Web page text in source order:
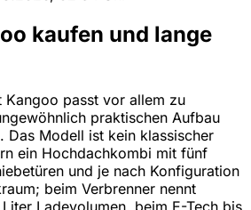
kaufen und lange
Kangoo passt vor allem zu
praktischen Aufbau
Das Modell ist kein klassischer
ein Hochdachkombi mit fünf
und je nach Konfiguration
beim Verbrenner nennt
Ladevolumen, beim E-Tech bis